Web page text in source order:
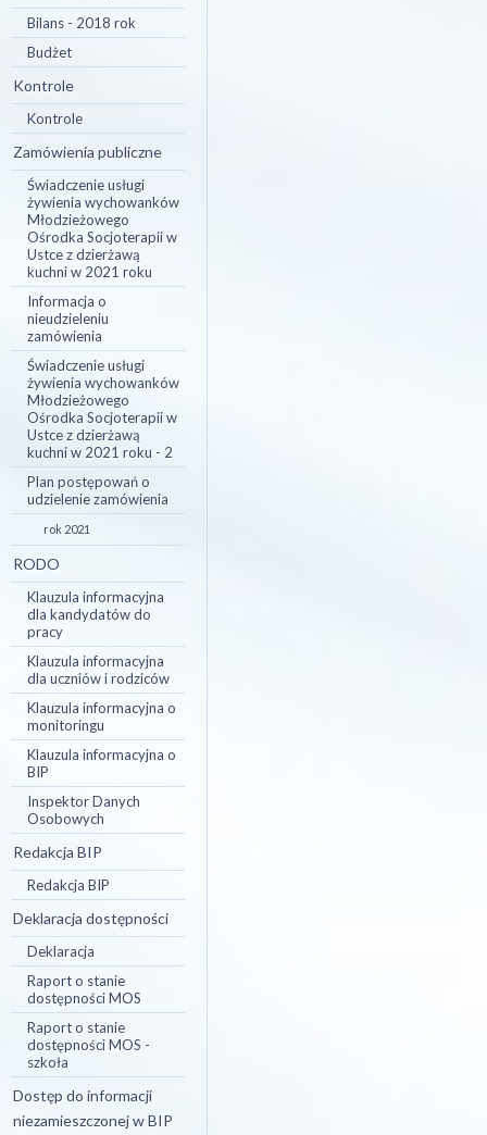
Bilans - 2018 rok
Budżet
Kontrole
Kontrole
Zamówienia publiczne
Świadczenie usługi
żywienia wychowanków
Młodzieżowego
Ośrodka Socjoterapii w
Ustce z dzierżawą
kuchni w 2021 roku
Informacja o
nieudzieleniu
zamówienia
Świadczenie usługi
żywienia wychowanków
Młodzieżowego
Ośrodka Socjoterapii w
Ustce z dzierżawą
kuchni w 2021 roku - 2
Plan postępowań o
udzielenie zamówienia
rok 2021
RODO
Klauzula informacyjna
dla kandydatów do
pracy
Klauzula informacyjna
dla uczniów i rodziców
Klauzula informacyjna o
monitoringu
Klauzula informacyjna o
BIP
Inspektor Danych
Osobowych
Redakcja BIP
Redakcja BIP
Deklaracja dostępności
Deklaracja
Raport o stanie
dostępności MOS
Raport o stanie
dostępności MOS -
szkoła
Dostęp do informacji
niezamieszczonej w BIP